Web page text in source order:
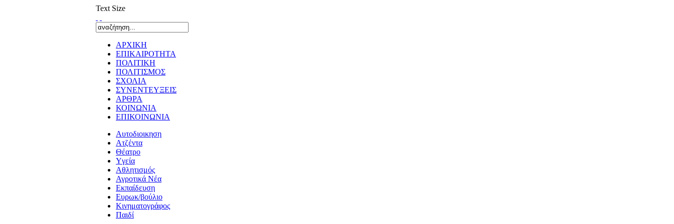
Text Size
ΑΡΧΙΚΗ
ΕΠΙΚΑΙΡΟΤΗΤΑ
ΠΟΛΙΤΙΚΗ
ΠΟΛΙΤΙΣΜΟΣ
ΣΧΟΛΙΑ
ΣΥΝΕΝΤΕΥΞΕΙΣ
ΑΡΘΡΑ
ΚΟΙΝΩΝΙΑ
ΕΠΙΚΟΙΝΩΝΙΑ
Αυτοδιοικηση
Ατζέντα
Θέατρο
Yγεία
Αθλητισμός
Αγροτικά Νέα
Εκπαίδευση
Ευρωκ/βούλιο
Κινηματογράφος
Παιδί